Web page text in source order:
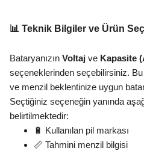
📊 Teknik Bilgiler ve Ürün
Bataryanızın Voltaj ve Kapasite
seçeneklerinden seçebilirsiniz. Bu
ve menzil beklentinize uygun
Seçtiğiniz seçeneğin yanında
belirtilmektedir:
🔋 Kullanılan pil markası
📏 Tahmini menzil bilgisi